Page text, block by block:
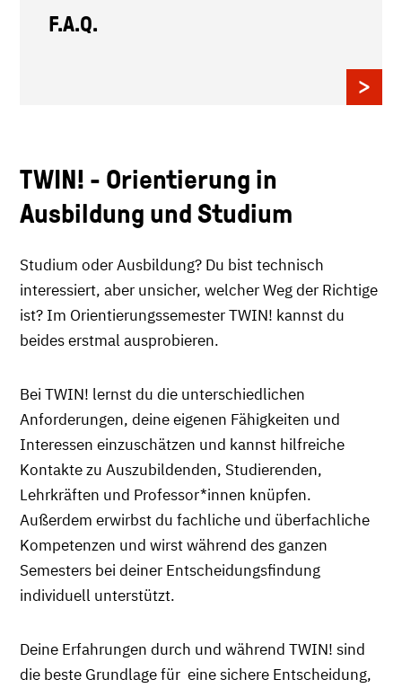
F.A.Q.
TWIN! - Orientierung in
Ausbildung und Studium
Studium oder Ausbildung? Du bist technisch
interessiert, aber unsicher, welcher Weg der Richtige
ist? Im Orientierungssemester TWIN! kannst du
beides erstmal ausprobieren.
Bei TWIN! lernst du die unterschiedlichen
Anforderungen, deine eigenen Fähigkeiten und
Interessen einzuschätzen und kannst hilfreiche
Kontakte zu Auszubildenden, Studierenden,
Lehrkräften und Professor*innen knüpfen.
Außerdem erwirbst du fachliche und überfachliche
Kompetenzen und wirst während des ganzen
Semesters bei deiner Entscheidungsfindung
individuell unterstützt.
Deine Erfahrungen durch und während TWIN! sind
die beste Grundlage für eine sichere Entscheidung,